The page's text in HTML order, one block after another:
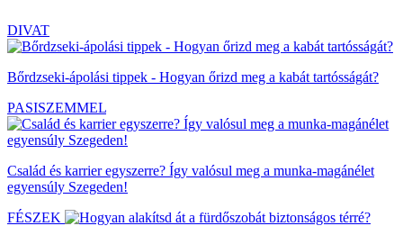
DIVAT
Bőrdzseki-ápolási tippek - Hogyan őrizd meg a kabát tartósságát?
PASISZEMMEL
Család és karrier egyszerre? Így valósul meg a munka-magánélet
egyensúly Szegeden!
FÉSZEK